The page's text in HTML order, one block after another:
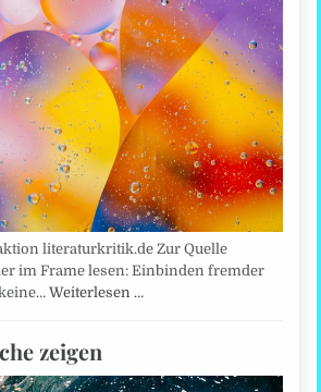
literaturkritik.de Zur Quelle
im Frame lesen: Einbinden fremder
Weiterlesen …
zeigen